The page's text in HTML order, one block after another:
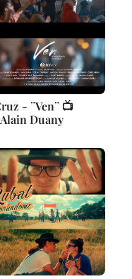
- ¨Ven¨ 📺
Duany